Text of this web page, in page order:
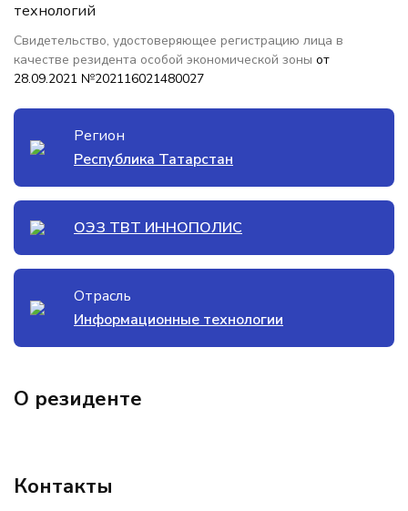
технологий
Свидетельство, удостоверяющее регистрацию лица в
качестве резидента особой экономической зоны от
28.09.2021 №202116021480027
Регион
Республика Татарстан
ОЭЗ ТВТ ИННОПОЛИС
Отрасль
Информационные технологии
О резиденте
Контакты